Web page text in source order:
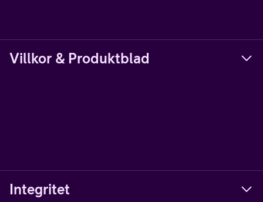
Villkor & Produktblad
Integritet